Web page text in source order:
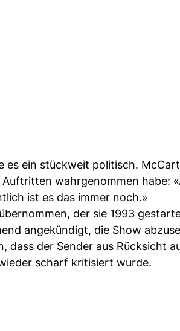
ein stückweit politisch.
wahrgenommen habe:
ist es das immer noch.»
der sie 1993
angekündigt, die Show
dass der Sender aus Rücksicht
scharf kritisiert wurde.